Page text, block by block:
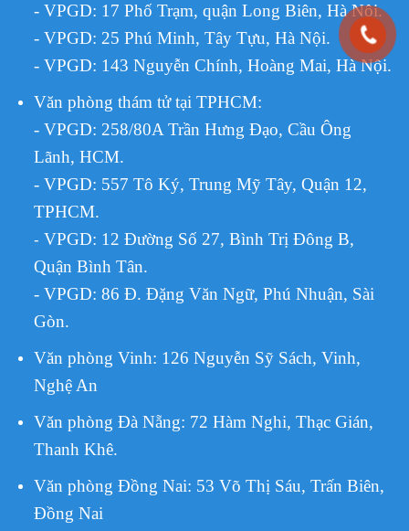
- VPGD: 17 Phố Trạm, quận Long Biên, Hà Nội.
- VPGD: 25 Phú Minh, Tây Tựu, Hà Nội.
- VPGD: 143 Nguyễn Chính, Hoàng Mai, Hà Nội.
Văn phòng thám tử tại TPHCM:
- VPGD: 258/80A Trần Hưng Đạo, Cầu Ông
Lãnh, HCM.
- VPGD: 557 Tô Ký, Trung Mỹ Tây, Quận 12,
TPHCM.
- VPGD: 12 Đường Số 27, Bình Trị Đông B,
Quận Bình Tân.
- VPGD: 86 Đ. Đặng Văn Ngữ, Phú Nhuận, Sài
Gòn.
Văn phòng Vinh: 126 Nguyễn Sỹ Sách, Vinh,
Nghệ An
Văn phòng Đà Nẵng: 72 Hàm Nghi, Thạc Gián,
Thanh Khê.
Văn phòng Đồng Nai: 53 Võ Thị Sáu, Trấn Biên,
Đồng Nai